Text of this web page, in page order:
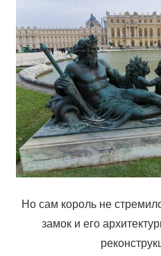
Но сам король не
замок и его